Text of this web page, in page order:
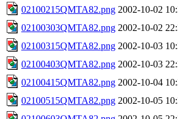
02100215QMTA82.png 2002-10-02
02100303QMTA82.png 2002-10-02
02100315QMTA82.png 2002-10-03
02100403QMTA82.png 2002-10-03
02100415QMTA82.png 2002-10-04
02100515QMTA82.png 2002-10-05